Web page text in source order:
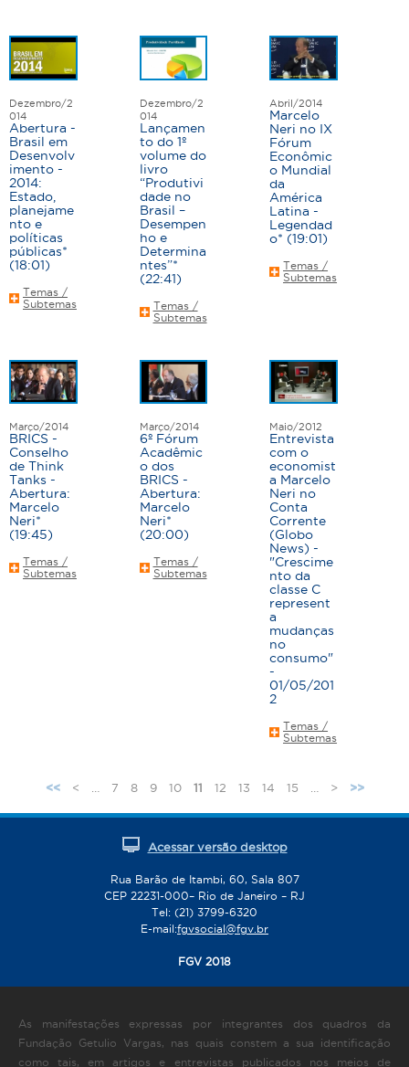
Dezembro/2
014
Abertura -
Brasil em
Desenvolv
imento -
2014:
Estado,
planejame
nto e
políticas
públicas*
(18:01)
Temas /
Subtemas
Dezembro/2
014
Lançamen
to do 1º
volume do
livro
“Produtivi
dade no
Brasil –
Desempen
ho e
Determina
ntes”*
(22:41)
Temas /
Subtemas
Abril/2014
Marcelo
Neri no IX
Fórum
Econômic
o Mundial
da
América
Latina -
Legendad
o* (19:01)
Temas /
Subtemas
Março/2014
BRICS -
Conselho
de Think
Tanks -
Abertura:
Marcelo
Neri*
(19:45)
Temas /
Subtemas
Março/2014
6º Fórum
Acadêmic
o dos
BRICS -
Abertura:
Marcelo
Neri*
(20:00)
Temas /
Subtemas
Maio/2012
Entrevista
com o
economist
a Marcelo
Neri no
Conta
Corrente
(Globo
News) -
"Crescime
nto da
classe C
represent
a
mudanças
no
consumo"
-
01/05/201
2
Temas /
Subtemas
<< < 7 8 9 10 11 12 13 14 15 > >>
Acessar versão desktop
Rua Barão de Itambi, 60, Sala 807
CEP 22231-000– Rio de Janeiro – RJ
Tel: (21) 3799-6320
E-mail:fgvsocial@fgv.br
FGV 2018
As manifestações expressas por integrantes dos quadros da
Fundação Getulio Vargas, nas quais constem a sua identificação
como tais, em artigos e entrevistas publicados nos meios de